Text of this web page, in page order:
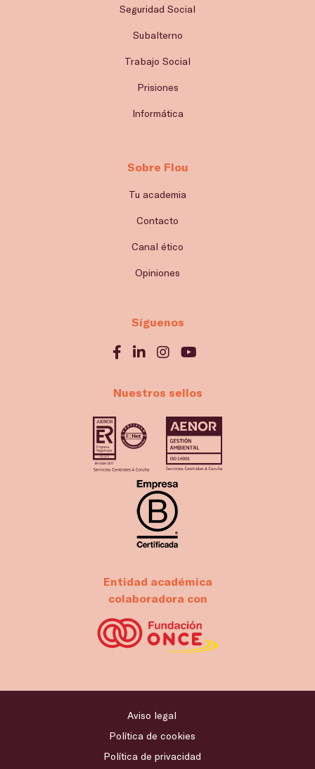
Seguridad Social
Subalterno
Trabajo Social
Prisiones
Informática
Sobre Flou
Tu academia
Contacto
Canal ético
Opiniones
Síguenos
Nuestros sellos
Entidad académica
colaboradora con
Aviso legal
Política de cookies
Política de privacidad